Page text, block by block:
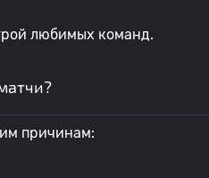
любимых команд.
причинам: